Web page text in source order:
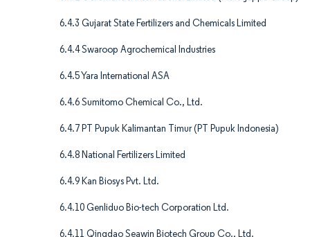
6.4.3 Gujarat State Fertilizers and Chemicals Limited
6.4.4 Swaroop Agrochemical Industries
6.4.5 Yara International ASA
6.4.6 Sumitomo Chemical Co., Ltd.
6.4.7 PT Pupuk Kalimantan Timur (PT Pupuk Indonesia)
6.4.8 National Fertilizers Limited
6.4.9 Kan Biosys Pvt. Ltd.
6.4.10 Genliduo Bio-tech Corporation Ltd.
6.4.11 Qingdao Seawin Biotech Group Co., Ltd.